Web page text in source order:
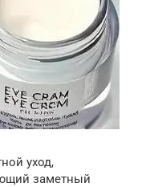
уход,
заметный